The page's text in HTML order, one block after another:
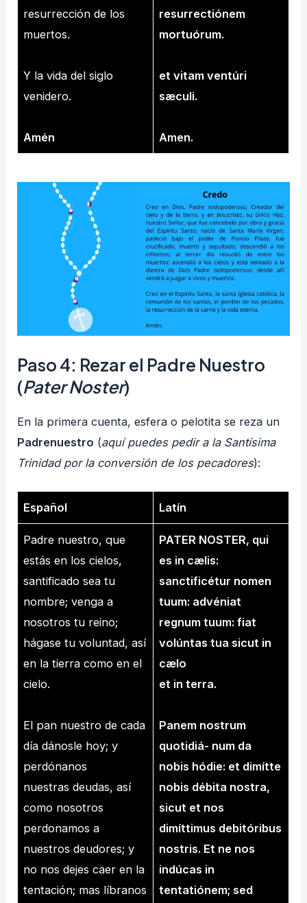
resurrección de los
muertos.
Y la vida del siglo
venidero.
Amén
resurrectiónem
mortuórum.
et vitam ventúri
sæculi.
Amen.
Paso 4: Rezar el Padre Nuestro
(Pater Noster)
En la primera cuenta, esfera o pelotita se reza un
Padrenuestro (aquí puedes pedir a la Santísima
Trinidad por la conversión de los pecadores):
Español Latín
Padre nuestro, que
estás en los cielos,
santificado sea tu
nombre; venga a
nosotros tu reino;
hágase tu voluntad, así
en la tierra como en el
cielo.
El pan nuestro de cada
día dánosle hoy; y
perdónanos
nuestras deudas, así
como nosotros
perdonamos a
nuestros deudores; y
no nos dejes caer en la
tentación; mas líbranos
PATER NOSTER, qui
es in cælis:
sanctificétur nomen
tuum: advéniat
regnum tuum: fiat
volúntas tua sicut in
cælo
et in terra.
Panem nostrum
quotidiá- num da
nobis hódie: et dimítte
nobis débita nostra,
sicut et nos
dimíttimus debitóribus
nostris. Et ne nos
indúcas in
tentatiónem; sed